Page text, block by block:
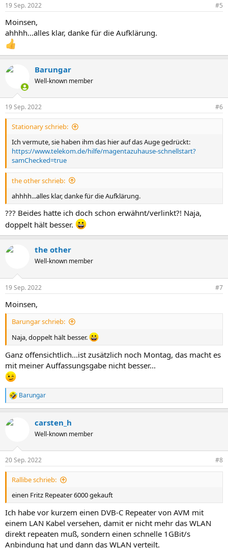
19 Sep. 2022 #5
Moinsen,
ahhhh...alles klar, danke für die Aufklärung.
Barungar
Well-known member
19 Sep. 2022 #6
Stationary schrieb:
Ich vermute, sie haben ihm das hier auf das Auge gedrückt:
https://www.telekom.de/hilfe/magentazuhause-schnellstart?
samChecked=true
the other schrieb:
ahhhh...alles klar, danke für die Aufklärung.
??? Beides hatte ich doch schon erwähnt/verlinkt?! Naja,
doppelt hält besser.
the other
Well-known member
19 Sep. 2022 #7
Moinsen,
Barungar schrieb:
Naja, doppelt hält besser.
Ganz offensichtlich...ist zusätzlich noch Montag, das macht es
mit meiner Auffassungsgabe nicht besser...
R
e
k
e
n
Barungar
carsten_h
Well-known member
20 Sep. 2022 #8
Rallibe schrieb:
einen Fritz Repeater 6000 gekauft
Ich habe vor kurzem einen DVB-C Repeater von AVM mit
einem LAN Kabel versehen, damit er nicht mehr das WLAN
direkt repeaten muß, sondern einen schnelle 1GBit/s
Anbindung hat und dann das WLAN verteilt.